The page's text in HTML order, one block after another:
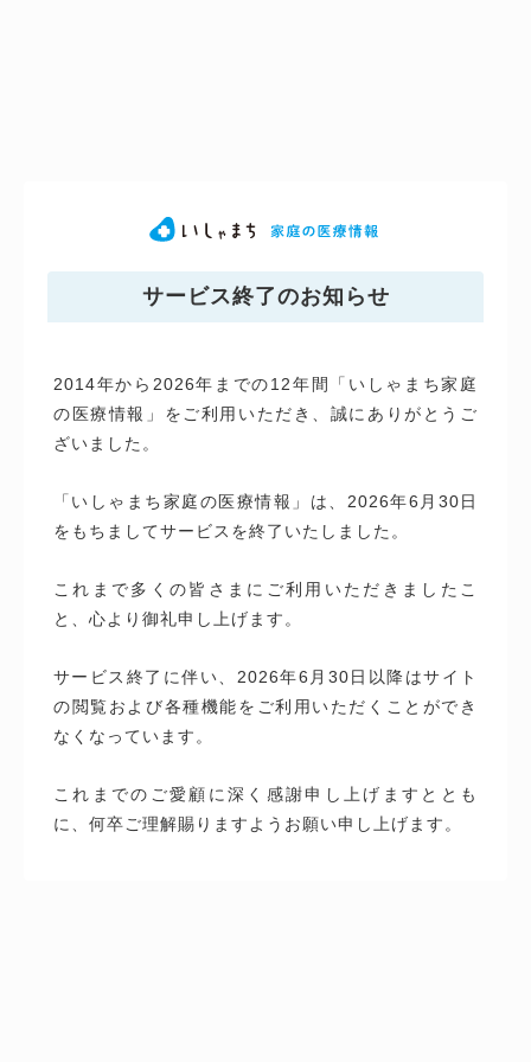
サービス終了のお知らせ
2014年から2026年までの12年間「いしゃまち家庭
の医療情報」をご利用いただき、誠にありがとうご
ざいました。
「いしゃまち家庭の医療情報」は、2026年6月30日
をもちましてサービスを終了いたしました。
これまで多くの皆さまにご利用いただきましたこ
と、心より御礼申し上げます。
サービス終了に伴い、2026年6月30日以降はサイト
の閲覧および各種機能をご利用いただくことができ
なくなっています。
これまでのご愛顧に深く感謝申し上げますととも
に、何卒ご理解賜りますようお願い申し上げます。